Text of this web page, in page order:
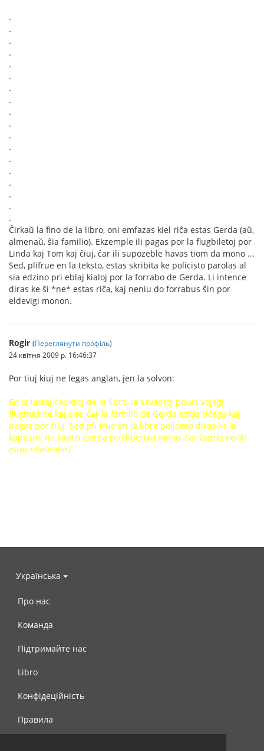
.
.
.
.
.
.
.
.
.
.
.
.
.
.
.
.
.
.
Ĉirkaŭ la fino de la libro, oni emfazas kiel riĉa estas Gerda (aŭ,
almenaŭ, ŝia familio). Ekzemple ili pagas por la flugbiletoj por
Linda kaj Tom kaj ĉiuj, ĉar ili supozeble havas tiom da mono ...
Sed, plifrue en la teksto, estas skribita ke policisto parolas al
sia edzino pri eblaj kialoj por la forrabo de Gerda. Li intence
diras ke ŝi *ne* estas riĉa, kaj neniu do forrabus ŝin por
eldevigi monon.
Rogir (Переглянути профіль)
24 квітня 2009 р. 16:46:37
Por tiuj kiuj ne legas anglan, jen la solvon:
En la lastaj ĉapitroj de la libro, la savantoj povas vojaĝi
flugmaŝine kaj alie, ĉar la familio de Gerda estas riĉega kaj
pagas por ĉiuj. Sed pli frue en la libro policisto diras ke la
kaptistoj ne kaptis Gerda pro liberiga mono, ĉar Gerda ne[/k/
estas riĉa!/color]
Українська
Про нас
Команда
Підтримайте нас
Libro
Конфідеційність
Правила